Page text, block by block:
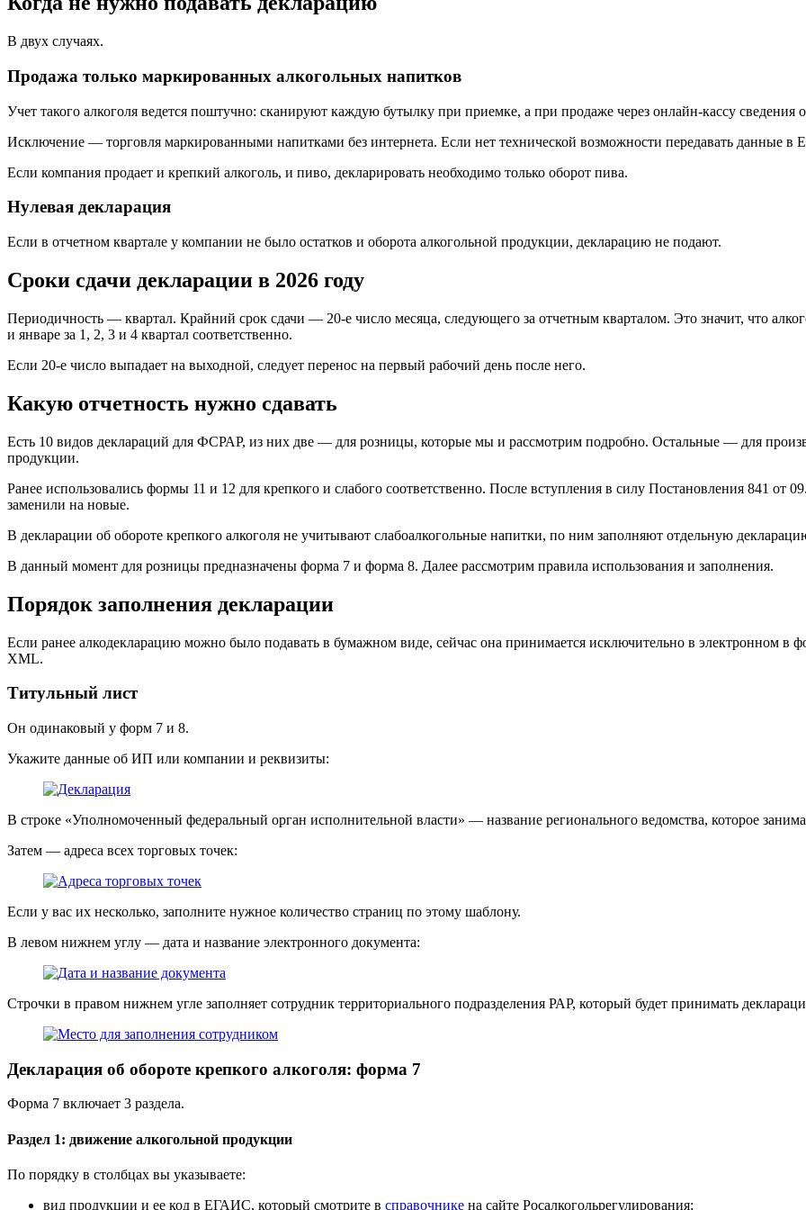
В двух случаях.
Продажа только маркированных алкогольных напитков
Учет такого алкоголя ведется поштучно: сканируют каждую бутылку при приемке, а при продаже через онлайн-кассу
Исключение — торговля маркированными напитками без интернета. Если нет технической возможности передавать данные
Если компания продает и крепкий алкоголь, и пиво, декларировать необходимо только оборот пива.
Нулевая декларация
Если в отчетном квартале у компании не было остатков и оборота алкогольной продукции, декларацию не подают.
Сроки сдачи декларации в 2026 году
Периодичность — квартал. Крайний срок сдачи — 20-е число месяца, следующего за отчетным кварталом. Это значит, что
и январе за 1, 2, 3 и 4 квартал соответственно.
Если 20-е число выпадает на выходной, следует перенос на первый рабочий день после него.
Какую отчетность нужно сдавать
Есть 10 видов деклараций для ФСРАР, из них две — для розницы, которые мы и рассмотрим подробно. Остальные — для
продукции.
Ранее использовались формы 11 и 12 для крепкого и слабого соответственно. После вступления в силу Постановления 841
заменили на новые.
В декларации об обороте крепкого алкоголя не учитывают слабоалкогольные напитки, по ним заполняют отдельную
В данный момент для розницы предназначены форма 7 и форма 8. Далее рассмотрим правила использования и заполнения.
Порядок заполнения декларации
Если ранее алкодекларацию можно было подавать в бумажном виде, сейчас она принимается исключительно в электронном в
XML.
Титульный лист
Он одинаковый у форм 7 и 8.
Укажите данные об ИП или компании и реквизиты:
В строке «Уполномоченный федеральный орган исполнительной власти» — название регионального ведомства, которое
Затем — адреса всех торговых точек:
Если у вас их несколько, заполните нужное количество страниц по этому шаблону.
В левом нижнем углу — дата и название электронного документа:
Строчки в правом нижнем угле заполняет сотрудник территориального подразделения РАР, который будет принимать
Декларация об обороте крепкого алкоголя: форма 7
Форма 7 включает 3 раздела.
Раздел 1: движение алкогольной продукции
По порядку в столбцах вы указываете:
вид продукции и ее код в ЕГАИС, который смотрите в справочнике на сайте Росалкогольрегулирования;